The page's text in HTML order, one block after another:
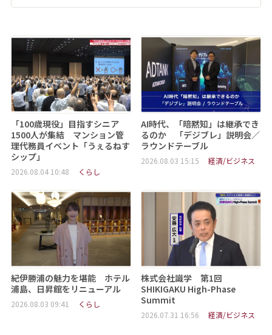
「100歳現役」目指すシニア
1500人が集結 マンション管
理代務員イベント「うぇるねす
シップ」
2026.08.04 10:48 くらし
AI時代、「暗黙知」は継承でき
るのか 「デジブレ」説明会／
ラウンドテーブル
2026.08.03 15:15 経済/ビジネス
紀伊勝浦の魅力を堪能 ホテル
浦島、日昇館をリニューアル
2026.08.03 09:41 くらし
株式会社識学 第1回
SHIKIGAKU High-Phase
Summit
2026.07.31 16:56 経済/ビジネス